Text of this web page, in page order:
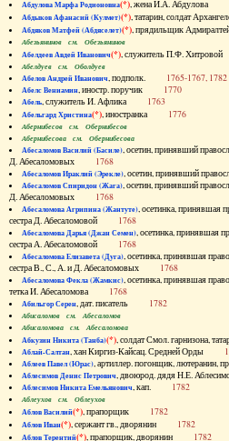
Абдулова Марфа Родионовна(*), жена И.А. Абдулова
Абдыков Афанасий (Кулмет)(*), татарин, солдат
Абдяков Матфей (Абдяселет)(*), прядильщик
Абезьянинов см. Обезьянинов
Абелдеев Авдей Иванович(*), служитель П.Ф.
Абелдуев см. Оболдуев
Абелов Андрей Иванович, подполк. 1765-1767, 1782
Абелс Вениамин, иностр. поручик 1770
Абель, служитель И. Афлика 1763
Абельгард Христина(*), иностранка 1776
Абернибесов см. Обернибесов
Абернибесова см. Обернибесова
Абесаломов Василий (Басиле), осетин, принявший
Д. Абесаломовых 1768
Абесаломов Ираклий (Эрекле), осетин, принявший
Абесаломов Спиридон (Жага), осетин, принявший
Д. Абесаломовых 1768
Абесаломова Агрипина (Жантуте), осетинка, принявшая
сестра Д. Абесаломовой 1768
Абесаломова Дарья (Джан Семен), осетинка, принявшая
сестра А. Абесаломовой 1768
Абесаломова Елизавета (Дуга), осетинка, принявшая
сестра В., С., А. и Д. Абесаломовых 1768
Абесаломова Фекла (Жамкис), осетинка, принявшая
тетка И. Абесаломова 1768
Абильгор Серен, дат. писатель 1782
Абисаломов см. Абесаломов
Абисаломова см. Абесаломова
Абкузин Никита (Танба)(*), солдат Смол. гарнизона,
Аблай-Салтан, хан Киргиз-Кайсац. Средней Орды
Аблеев Павел (Юрас), артиллер. погонщик,
Аблесимов Денис Петрович, двоюрод. дядя Н.Е.
Аблесимов Никита Емельянович, кап. 1782
Аблеухов см. Облеухов
Аблов Василий(*), прапорщик 1782
Аблов Иван(*), сержант гв., дворянин 1782
Аблов Терентий(*), прапорщик, дворянин 1782